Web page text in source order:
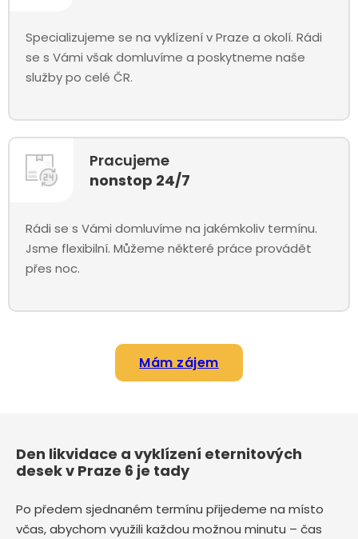
Specializujeme se na vyklízení v Praze a okolí. Rádi
se s Vámi však domluvíme a poskytneme naše
služby po celé ČR.
Pracujeme
nonstop 24/7
Rádi se s Vámi domluvíme na jakémkoliv termínu.
Jsme flexibilní. Můžeme některé práce provádět
přes noc.
Mám zájem
Den likvidace a vyklízení eternitových
desek v Praze 6 je tady
Po předem sjednaném termínu přijedeme na místo
včas, abychom využili každou možnou minutu – čas